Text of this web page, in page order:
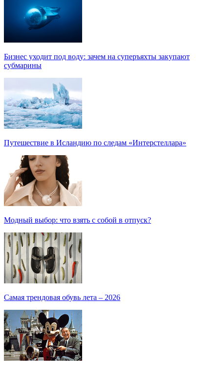
Бизнес уходит под воду: зачем на суперъяхты закупают
субмарины
Путешествие в Исландию по следам «Интерстеллара»
Модный выбор: что взять с собой в отпуск?
Самая трендовая обувь лета – 2026